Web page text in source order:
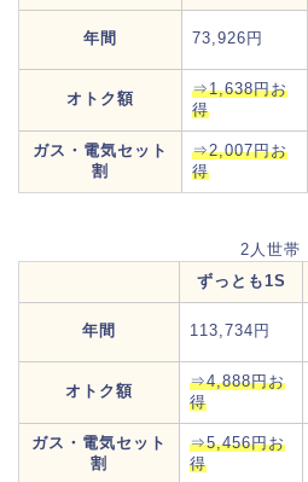
年間 73,926円
オトク額
⇒1,638円お
得
ガス・電気セット
割
⇒2,007円お
得
2人世帯
ずっとも1S
年間 113,734円
オトク額
⇒4,888円お
得
ガス・電気セット
割
⇒5,456円お
得